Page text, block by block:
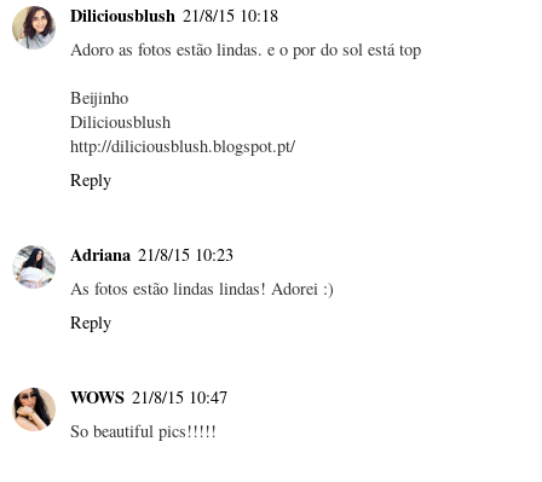
Diliciousblush 21/8/15 10:18
Adoro as fotos estão lindas. e o por do sol está top
Beijinho
Diliciousblush
http://diliciousblush.blogspot.pt/
Reply
Adriana 21/8/15 10:23
As fotos estão lindas lindas! Adorei :)
Reply
WOWS 21/8/15 10:47
So beautiful pics!!!!!